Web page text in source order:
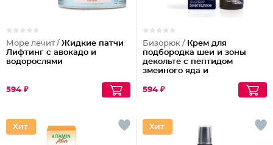
Море лечит / Жидкие патчи
Лифтинг с авокадо и
водорослями
594 ₽
Бизорюк / Крем для
подбородка шеи и зоны
декольте с пептидом
змеиного яда и
594 ₽